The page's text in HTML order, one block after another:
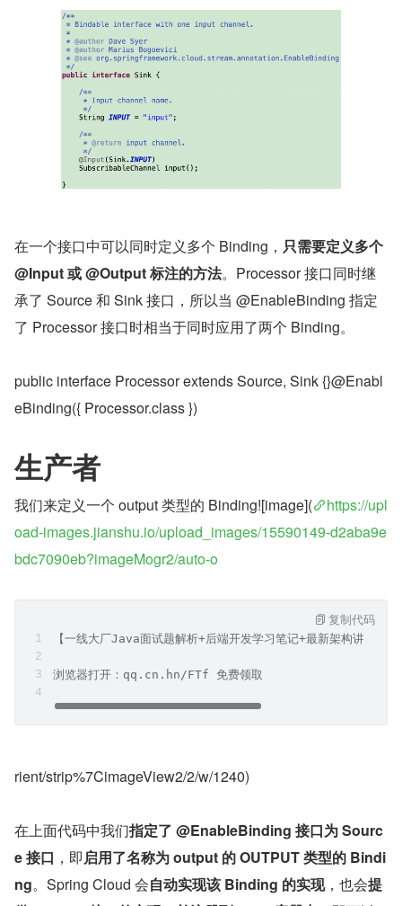
在一个接口中可以同时定义多个 Binding， 只需要定义多个
@Input 或 @Output 标注的方法。Processor 接口同时继
承了 Source 和 Sink 接口，所以当 @EnableBinding 指定
了 Processor 接口时相当于同时应用了两个 Binding。
public interface Processor extends Source, Sink {}@Enabl
eBinding({ Processor.class })
生产者
我们来定义一个 output 类型的 Binding![image](
https://upl
oad-images.jianshu.io/upload_images/15590149-d2aba9e
bdc7090eb?imageMogr2/auto-o
【一线大厂Java面试题解析+后端开发学习笔记+最新架构讲解视
浏览器打开：qq.cn.hn/FTf 免费领取
复制代码
rient/strip%7CimageView2/2/w/1240)
在上面代码中我们指定了 @EnableBinding 接口为 Sourc
e 接口 ，即启用了名称为 output 的 OUTPUT 类型的 Bindi
ng。Spring Cloud 会自动实现该 Binding 的实现，也会提